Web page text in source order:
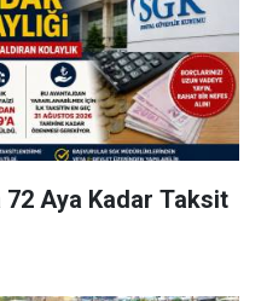
72 Aya Kadar Taksit